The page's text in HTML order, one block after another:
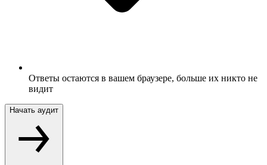
Ответы остаются в вашем браузере, больше их никто не
видит
Начать аудит